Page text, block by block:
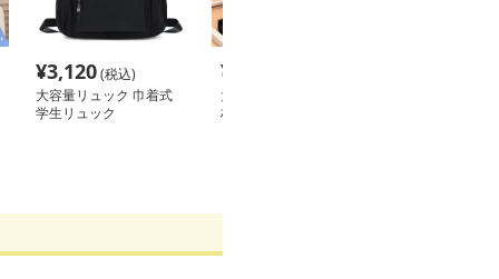
¥3,120(税込)
大容量リュック 巾着式
学生リュック
¥
大容量リュック 上質素
材の多機能通学リュック